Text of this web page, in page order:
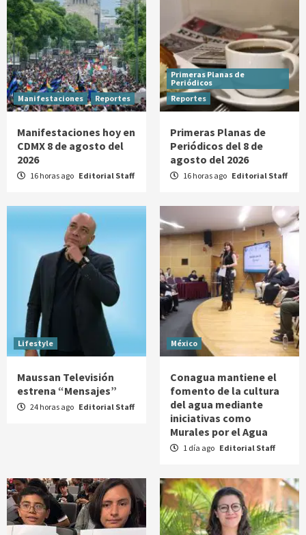
Manifestaciones Reportes
Manifestaciones hoy en
CDMX 8 de agosto del
2026
16 horas ago Editorial Staff
Primeras Planas de
Periódicos
Reportes
Primeras Planas de
Periódicos del 8 de
agosto del 2026
16 horas ago Editorial Staff
Lifestyle
Maussan Televisión
estrena “Mensajes”
24 horas ago Editorial Staff
México
Conagua mantiene el
fomento de la cultura
del agua mediante
iniciativas como
Murales por el Agua
1 día ago Editorial Staff